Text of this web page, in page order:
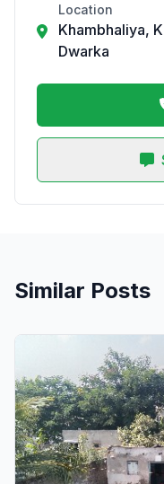
Location
Khambhaliya,
Dwarka
Similar Posts